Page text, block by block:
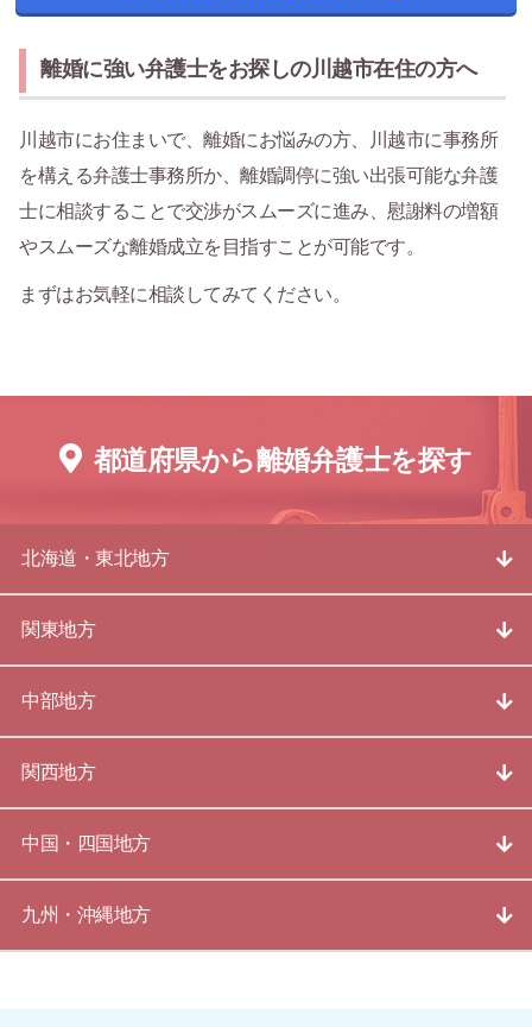
離婚に強い弁護士をお探しの川越市在住の方へ
川越市にお住まいで、離婚にお悩みの方、川越市に事務所
を構える弁護士事務所か、離婚調停に強い出張可能な弁護
士に相談することで交渉がスムーズに進み、慰謝料の増額
やスムーズな離婚成立を目指すことが可能です。
まずはお気軽に相談してみてください。
都道府県から離婚弁護士を探す
北海道・東北地方
関東地方
中部地方
関西地方
中国・四国地方
九州・沖縄地方